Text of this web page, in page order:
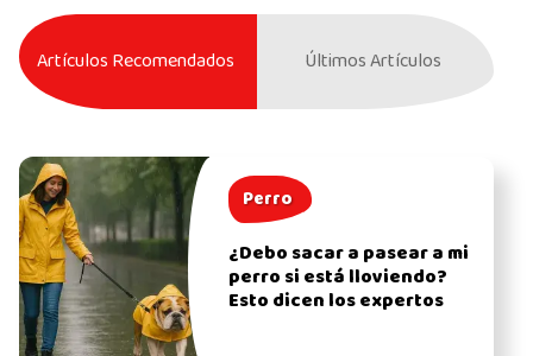
Artículos Recomendados Últimos Artículos
Perro
¿Debo sacar a pasear a mi
perro si está lloviendo?
Esto dicen los expertos